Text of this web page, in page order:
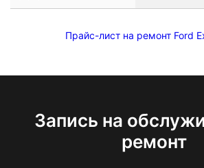
Прайс-лист на ремонт Ford
Запись на
ремонт